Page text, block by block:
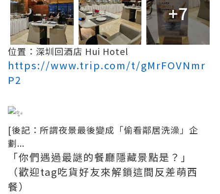
+7
位置：深圳回酒店 Hui Hotel
https://www.trip.com/t/gMrFOVNmr
P2
[後記：所謂夜景最後變成「偷看鄰居洗澡」企
劃...
「你們遇過最謎的餐廳隱藏景點是？」
（歡迎tag吃貨好友來解鎖這間反差萌西
餐）